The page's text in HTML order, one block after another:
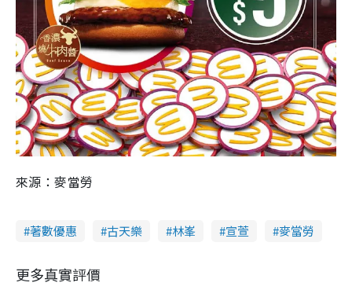
來源：麥當勞
著數優惠 古天樂 林峯 宣萱 麥當勞
更多真實評價